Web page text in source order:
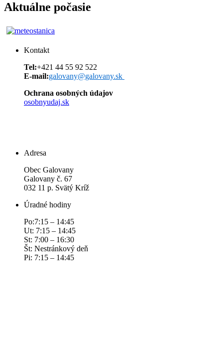
Aktuálne počasie
Kontakt
Tel:+421 44 55 92 522
E-mail:galovany@galovany.sk
Ochrana osobných údajov
osobnyudaj.sk
Adresa
Obec Galovany
Galovany č. 67
032 11 p. Svätý Kríž
Úradné hodiny
Po:7:15 – 14:45
Ut: 7:15 – 14:45
St: 7:00 – 16:30
Št: Nestránkový deň
Pi: 7:15 – 14:45